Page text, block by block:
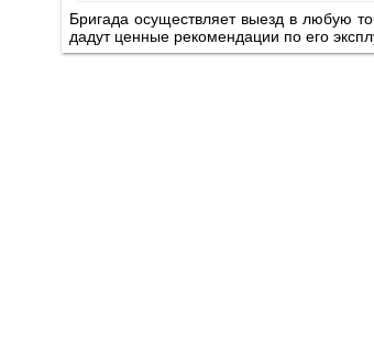
Бригада осуществляет выезд в любую
дадут ценные рекомендации по его